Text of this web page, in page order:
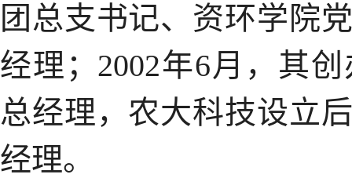
团总支书记、资环学院
经理；2002年6月，其
总经理，农大科技设立
经理。